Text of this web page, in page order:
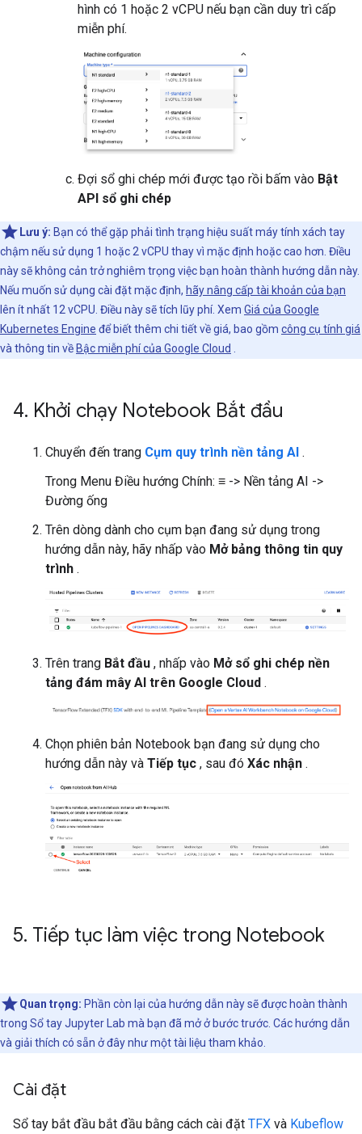
hình có 1 hoặc 2 vCPU nếu bạn cần duy trì cấp
miễn phí.
Đợi sổ ghi chép mới được tạo rồi bấm vào Bật
API sổ ghi chép
Lưu ý: Bạn có thể gặp phải tình trạng hiệu suất máy tính xách tay
chậm nếu sử dụng 1 hoặc 2 vCPU thay vì mặc định hoặc cao hơn. Điều
này sẽ không cản trở nghiêm trọng việc bạn hoàn thành hướng dẫn này.
Nếu muốn sử dụng cài đặt mặc định, hãy nâng cấp tài khoản của bạn
lên ít nhất 12 vCPU. Điều này sẽ tích lũy phí. Xem Giá của Google
Kubernetes Engine để biết thêm chi tiết về giá, bao gồm công cụ tính giá
và thông tin về Bậc miễn phí của Google Cloud
4. Khởi chạy Notebook Bắt đầu
Chuyển đến trang Cụm quy trình nền tảng AI .
Trong Menu Điều hướng Chính: ≡ -> Nền tảng AI ->
Đường ống
Trên dòng dành cho cụm bạn đang sử dụng trong
hướng dẫn này, hãy nhấp vào Mở bảng thông tin quy
trình .
Trên trang Bắt đầu , nhấp vào Mở sổ ghi chép nền
tảng đám mây AI trên Google Cloud .
Chọn phiên bản Notebook bạn đang sử dụng cho
hướng dẫn này và Tiếp tục , sau đó Xác nhận .
5. Tiếp tục làm việc trong Notebook
Quan trọng: Phần còn lại của hướng dẫn này sẽ được hoàn thành
trong Sổ tay Jupyter Lab mà bạn đã mở ở bước trước. Các hướng dẫn
và giải thích có sẵn ở đây như một tài liệu tham khảo.
Cài đặt
Sổ tay bắt đầu bắt đầu bằng cách cài đặt TFX và Kubeflow